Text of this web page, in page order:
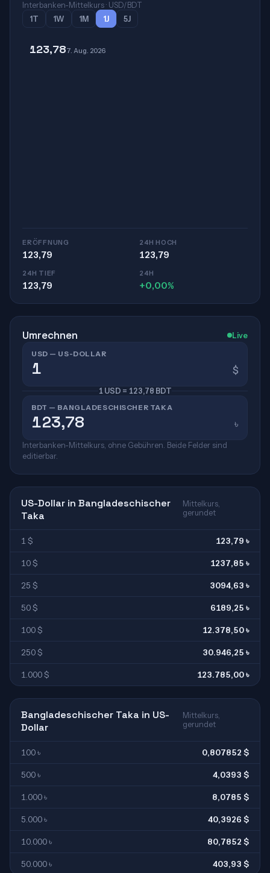
Interbanken-Mittelkurs · USD/BDT
1T
1W 1M 1J 5J
123,787. Aug. 2026
ERÖFFNUNG
123,79
24H HOCH
123,79
24H TIEF
123,79
24H
+0,00%
Umrechnen Live
USD — US-DOLLAR
$
1 USD = 123,78 BDT
BDT — BANGLADESCHISCHER TAKA
৳
Interbanken-Mittelkurs, ohne Gebühren. Beide Felder sind
editierbar.
US-Dollar in Bangladeschischer
Taka
Mittelkurs,
gerundet
1 $ 123,79 ৳
10 $ 1237,85 ৳
25 $ 3094,63 ৳
50 $ 6189,25 ৳
100 $ 12.378,50 ৳
250 $ 30.946,25 ৳
1.000 $ 123.785,00 ৳
Bangladeschischer Taka in US-
Dollar
Mittelkurs,
gerundet
100 ৳ 0,807852 $
500 ৳ 4,0393 $
1.000 ৳ 8,0785 $
5.000 ৳ 40,3926 $
10.000 ৳ 80,7852 $
50.000 ৳ 403,93 $